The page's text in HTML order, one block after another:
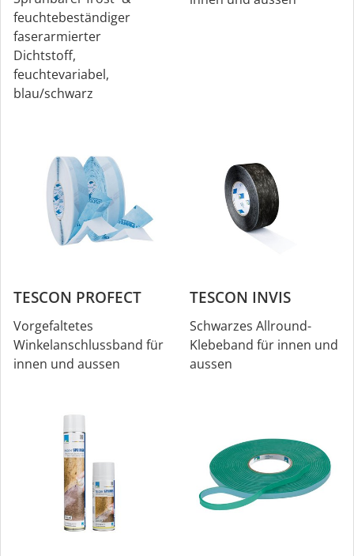
feuchtebeständiger
faserarmierter
Dichtstoff,
feuchtevariabel,
blau/schwarz
TESCON PROFECT
Vorgefaltetes
Winkelanschlussband für
innen und aussen
TESCON INVIS
Schwarzes Allround-
Klebeband für innen und
aussen